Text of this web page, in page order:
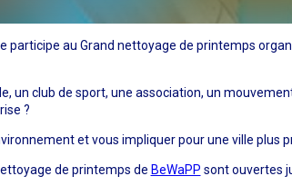
participe au Grand nettoyage de printemps
un club de sport, une association, un
?
et vous impliquer pour une ville plus
de printemps de BeWaPP sont ouvertes